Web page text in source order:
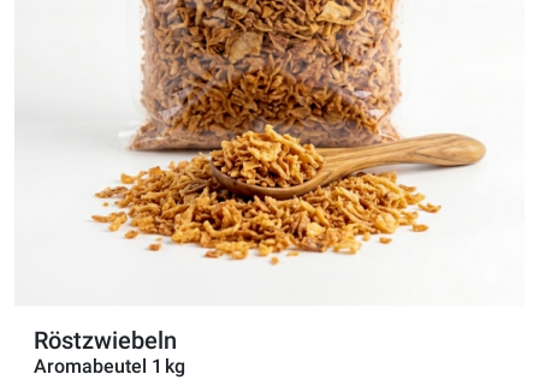
Röstzwiebeln
Aromabeutel 1 kg